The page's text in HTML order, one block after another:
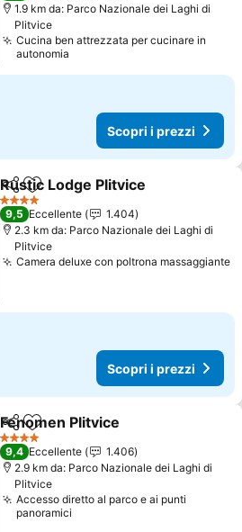
1.9 km da: Parco Nazionale dei Laghi di
Plitvice
Cucina ben attrezzata per cucinare in
autonomia
Scopri i prezzi
CondividiAggiungi ai preferiti
Rustic Lodge Plitvice
4 Stelle
9,5 Eccellente
1.404
2.3 km da: Parco Nazionale dei Laghi di
Plitvice
Camera deluxe con poltrona massaggiante
Scopri i prezzi
CondividiAggiungi ai preferiti
Fenomen Plitvice
4 Stelle
9,4 Eccellente
1.406
2.9 km da: Parco Nazionale dei Laghi di
Plitvice
Accesso diretto al parco e ai punti
panoramici